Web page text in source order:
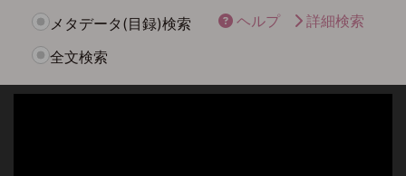
ト
ュ
メタデータ(目録)検索
全文検索
ヘルプ 詳細検索